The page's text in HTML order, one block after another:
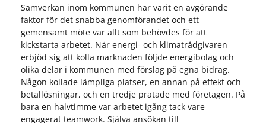
Samverkan inom kommunen har varit en avgörande
faktor för det snabba genomförandet och ett
gemensamt möte var allt som behövdes för att
kickstarta arbetet. När energi- och klimatrådgivaren
erbjöd sig att kolla marknaden följde energibolag och
olika delar i kommunen med förslag på egna bidrag.
Någon kollade lämpliga platser, en annan på effekt och
betallösningar, och en tredje pratade med företagen. På
bara en halvtimme var arbetet igång tack vare
engagerat teamwork. Själva ansökan till